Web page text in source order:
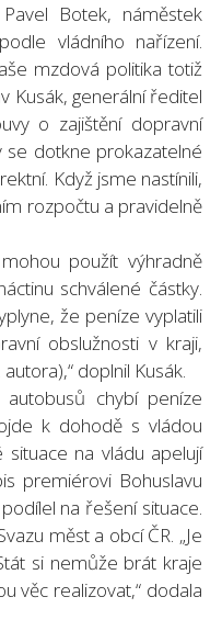
Botek, náměstek
vládního nařízení.
mzdová politika totiž
Kusák, generální ředitel
o zajištění dopravní
se dotkne prokazatelné
Když jsme nastínili,
rozpočtu a pravidelně
použít výhradně
schválené částky.
že peníze vyplatili
obslužnosti v kraji,
doplnil Kusák.
chybí peníze
k dohodě s vládou
na vládu apelují
premiérovi Bohuslavu
na řešení situace.
měst a obcí ČR. „Je
si nemůže brát kraje
věc realizovat,“ dodala